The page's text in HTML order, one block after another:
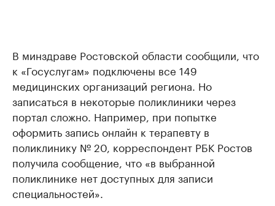
В минздраве Ростовской области сообщили, что
к «Госуслугам» подключены все 149
медицинских организаций региона. Но
записаться в некоторые поликлиники через
портал сложно. Например, при попытке
оформить запись онлайн к терапевту в
поликлинику № 20, корреспондент РБК Ростов
получила сообщение, что «в выбранной
поликлинике нет доступных для записи
специальностей».